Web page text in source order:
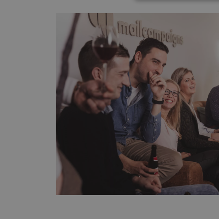
Strikt noodzakelijke
accountbeheer. De
PHPSESSID
CookieScriptConsent